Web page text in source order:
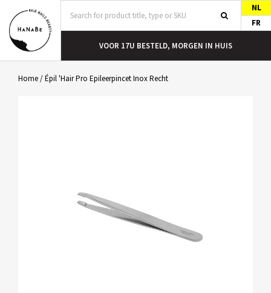
NL
FR
VOOR 17U BESTELD, MORGEN IN HUIS
Home/Épil 'Hair Pro Epileerpincet Inox Recht